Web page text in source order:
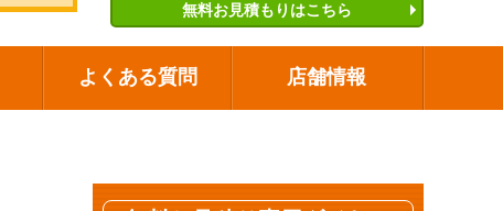
無料お見積もりはこちら
よくある質問 店舗情報